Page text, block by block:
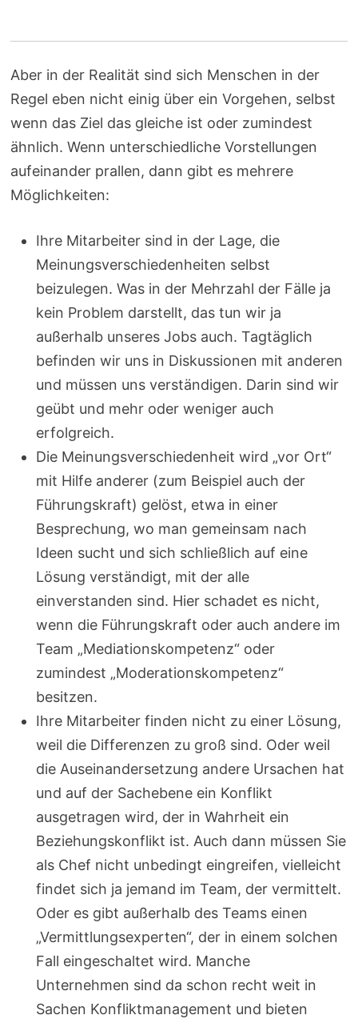
Aber in der Realität sind sich Menschen in der
Regel eben nicht einig über ein Vorgehen, selbst
wenn das Ziel das gleiche ist oder zumindest
ähnlich. Wenn unterschiedliche Vorstellungen
aufeinander prallen, dann gibt es mehrere
Möglichkeiten:
Ihre Mitarbeiter sind in der Lage, die
Meinungsverschiedenheiten selbst
beizulegen. Was in der Mehrzahl der Fälle ja
kein Problem darstellt, das tun wir ja
außerhalb unseres Jobs auch. Tagtäglich
befinden wir uns in Diskussionen mit anderen
und müssen uns verständigen. Darin sind wir
geübt und mehr oder weniger auch
erfolgreich.
Die Meinungsverschiedenheit wird „vor Ort“
mit Hilfe anderer (zum Beispiel auch der
Führungskraft) gelöst, etwa in einer
Besprechung, wo man gemeinsam nach
Ideen sucht und sich schließlich auf eine
Lösung verständigt, mit der alle
einverstanden sind. Hier schadet es nicht,
wenn die Führungskraft oder auch andere im
Team „Mediationskompetenz“ oder
zumindest „Moderationskompetenz“
besitzen.
Ihre Mitarbeiter finden nicht zu einer Lösung,
weil die Differenzen zu groß sind. Oder weil
die Auseinandersetzung andere Ursachen hat
und auf der Sachebene ein Konflikt
ausgetragen wird, der in Wahrheit ein
Beziehungskonflikt ist. Auch dann müssen Sie
als Chef nicht unbedingt eingreifen, vielleicht
findet sich ja jemand im Team, der vermittelt.
Oder es gibt außerhalb des Teams einen
„Vermittlungsexperten“, der in einem solchen
Fall eingeschaltet wird. Manche
Unternehmen sind da schon recht weit in
Sachen Konfliktmanagement und bieten